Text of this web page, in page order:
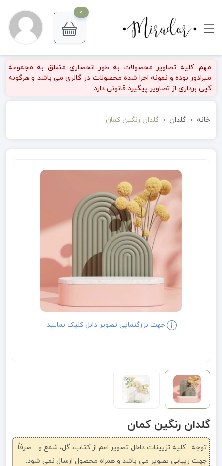
0
مهم: کلیه تصاویر محصولات به طور انحصاری متعلق به مجموعه
میرادور بوده و نمونه اجرا شده محصولات در گالری می باشد و هرگونه
کپی برداری از تصاویر پیگیرد قانونی دارد.
خانه گلدان گلدان رنگین کمان
جهت بزرگنمایی تصویر دابل کلیک نمایید.
گلدان رنگین کمان
توجه : کلیه تزیینات داخل تصویر اعم از کتاب، گل، شمع و... صرفاً
جهت زیبایی تصویر می باشد و همراه محصول ارسال نمی شود.